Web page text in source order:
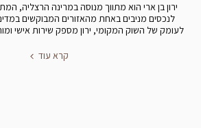
ירון בן ארי הוא מתווך מנוסה במרינה הרצליה,
לנכסים מניבים באחת מהאזורים המבוקשים
לעומק של השוק המקומי, ירון מספק שירות אישי
קרא עוד